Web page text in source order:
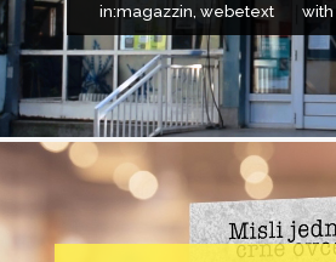
in:magazzin webetext with